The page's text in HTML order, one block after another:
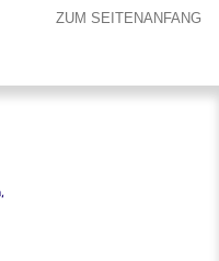
ZUM SEITENANFANG
für Landwirtschaft und